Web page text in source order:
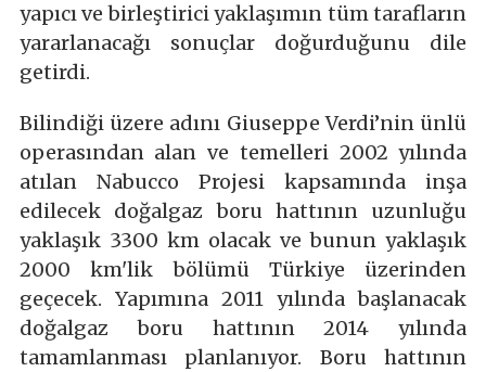
yapıcı ve birleştirici yaklaşımın tüm tarafların
yararlanacağı sonuçlar doğurduğunu dile
getirdi.
Bilindiği üzere adını Giuseppe Verdi’nin ünlü
operasından alan ve temelleri 2002 yılında
atılan Nabucco Projesi kapsamında inşa
edilecek doğalgaz boru hattının uzunluğu
yaklaşık 3300 km olacak ve bunun yaklaşık
2000 km'lik bölümü Türkiye üzerinden
geçecek. Yapımına 2011 yılında başlanacak
doğalgaz boru hattının 2014 yılında
tamamlanması planlanıyor. Boru hattının